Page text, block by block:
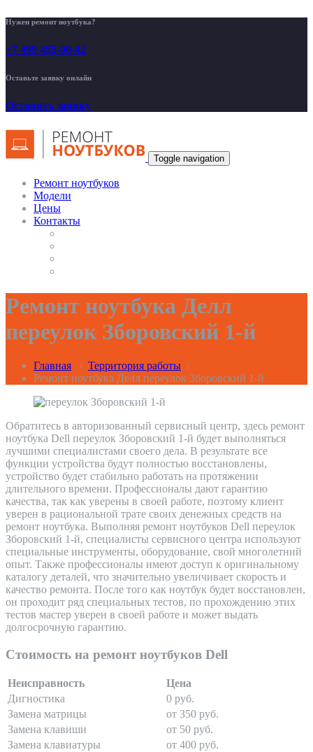
Нужен ремонт ноутбука?
+7 499 455-00-42
Оставьте заявку онлайн
Оставить заявку
Toggle navigation
Ремонт ноутбуков
Модели
Цены
Контакты
Ремонт ноутбука Делл
переулок Зборовский 1-й
Главная / Территория работы /
Ремонт ноутбука Делл переулок Зборовский 1-й
Обратитесь в авторизованный сервисный центр, здесь ремонт
ноутбука Dell переулок Зборовский 1-й будет выполняться
лучшими специалистами своего дела. В результате все
функции устройства будут полностью восстановлены,
устройство будет стабильно работать на протяжении
длительного времени. Профессионалы дают гарантию
качества, так как уверены в своей работе, поэтому клиент
уверен в рациональной трате своих денежных средств на
ремонт ноутбука. Выполняя ремонт ноутбуков Dell переулок
Зборовский 1-й, специалисты сервисного центра используют
специальные инструменты, оборудование, свой многолетний
опыт. Также профессионалы имеют доступ к оригинальному
каталогу деталей, что значительно увеличивает скорость и
качество ремонта. После того как ноутбук будет восстановлен,
он проходит ряд специальных тестов, по прохождению этих
тестов мастер уверен в своей работе и может выдать
долгосрочную гарантию.
Стоимость на ремонт ноутбуков Dell
Неисправность
Цена
Дигностика
0 руб.
Замена матрицы
от 350 руб.
Замена клавиши
от 50 руб.
Замена клавиатуры
от 400 руб.